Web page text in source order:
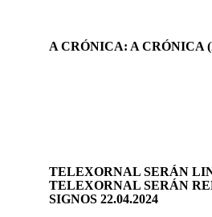
A CRÓNICA: A CRÓNICA
TELEXORNAL SERÁN
TELEXORNAL SERÁN
SIGNOS 22.04.2024